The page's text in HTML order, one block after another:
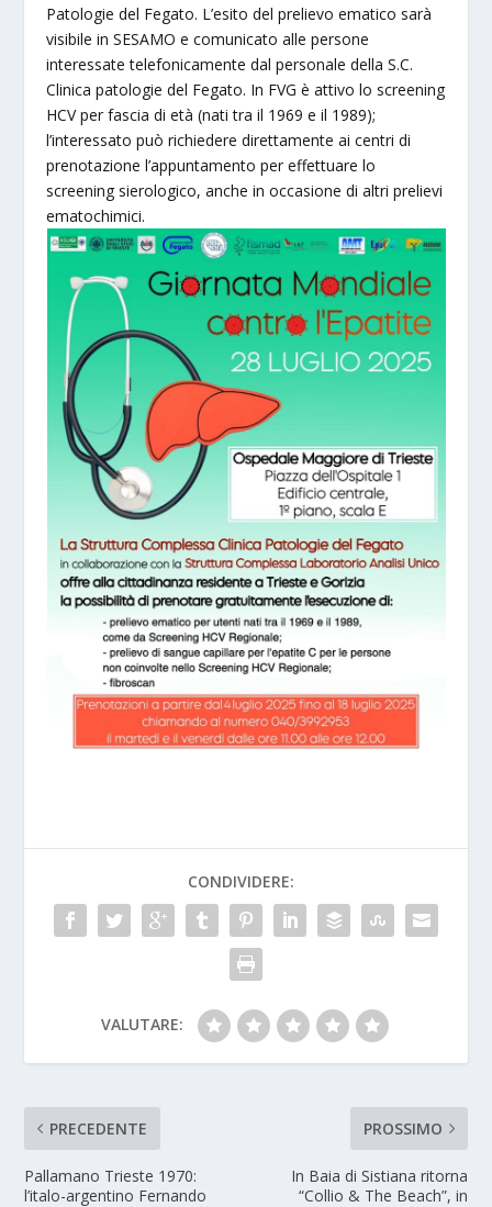
Patologie del Fegato. L’esito del prelievo ematico sarà
visibile in SESAMO e comunicato alle persone
interessate telefonicamente dal personale della S.C.
Clinica patologie del Fegato. In FVG è attivo lo screening
HCV per fascia di età (nati tra il 1969 e il 1989);
l’interessato può richiedere direttamente ai centri di
prenotazione l’appuntamento per effettuare lo
screening sierologico, anche in occasione di altri prelievi
ematochimici.
CONDIVIDERE:
VALUTARE:
PRECEDENTE
Pallamano Trieste 1970:
l’italo-argentino Fernando
PROSSIMO
In Baia di Sistiana ritorna
“Collio & The Beach”, in